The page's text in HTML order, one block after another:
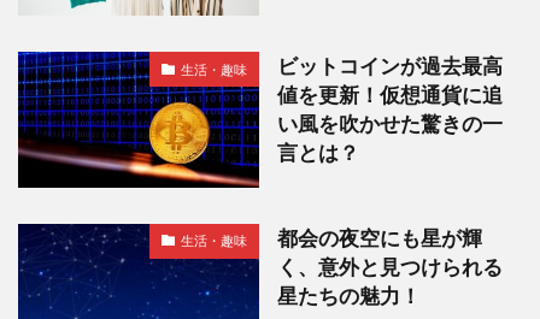
生活・趣味
ビットコインが過去最高
値を更新！仮想通貨に追
い風を吹かせた驚きの一
言とは？
生活・趣味
都会の夜空にも星が輝
く、意外と見つけられる
星たちの魅力！